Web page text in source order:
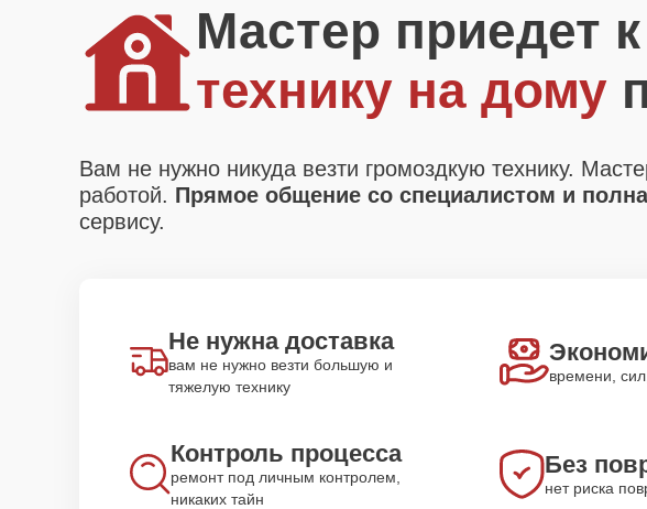
Мастер приедет
технику на дому
Вам не нужно никуда везти громоздкую технику.
работой. Прямое общение со специалистом и
сервису.
Не нужна доставка
вам не нужно везти большую и
тяжелую технику
времени,
Контроль процесса
ремонт под личным контролем,
никаких тайн
Без
нет риска